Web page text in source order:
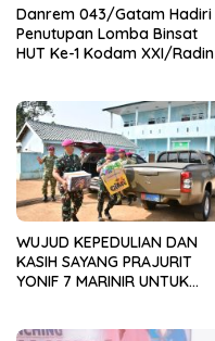
Danrem 043/Gatam Hadiri
Penutupan Lomba Binsat
HUT Ke-1 Kodam XXI/Radin
WUJUD KEPEDULIAN DAN
KASIH SAYANG PRAJURIT
YONIF 7 MARINIR UNTUK